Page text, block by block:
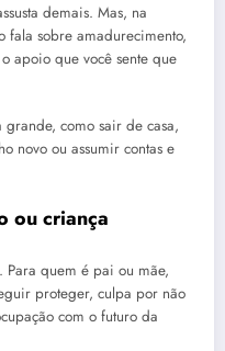
demais. Mas, na
fala sobre amadurecimento,
apoio que você sente que
como sair de casa,
novo ou assumir contas e
ou criança
Para quem é pai ou mãe,
proteger, culpa por não
com o futuro da